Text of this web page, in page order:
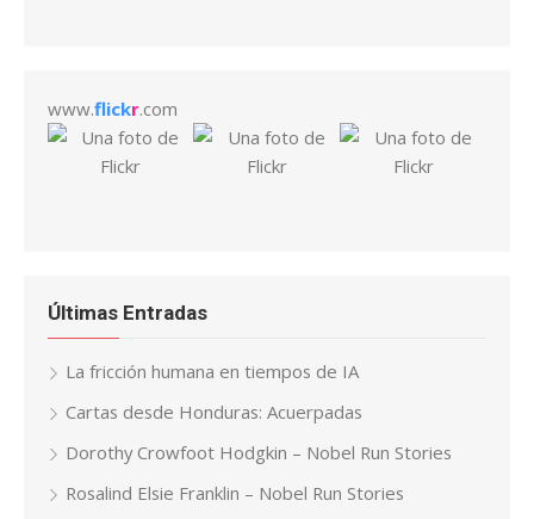
www.flickr.com
Últimas Entradas
La fricción humana en tiempos de IA
Cartas desde Honduras: Acuerpadas
Dorothy Crowfoot Hodgkin – Nobel Run Stories
Rosalind Elsie Franklin – Nobel Run Stories